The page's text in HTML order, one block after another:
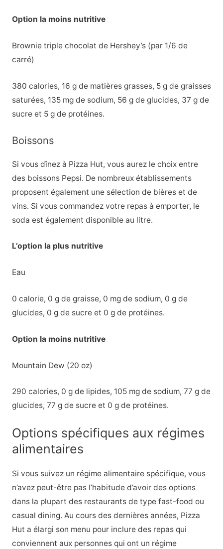
Option la moins nutritive
Brownie triple chocolat de Hershey’s (par 1/6 de
carré)
380 calories, 16 g de matières grasses, 5 g de graisses
saturées, 135 mg de sodium, 56 g de glucides, 37 g de
sucre et 5 g de protéines.
Boissons
Si vous dînez à Pizza Hut, vous aurez le choix entre
des boissons Pepsi. De nombreux établissements
proposent également une sélection de bières et de
vins. Si vous commandez votre repas à emporter, le
soda est également disponible au litre.
L’option la plus nutritive
Eau
0 calorie, 0 g de graisse, 0 mg de sodium, 0 g de
glucides, 0 g de sucre et 0 g de protéines.
Option la moins nutritive
Mountain Dew (20 oz)
290 calories, 0 g de lipides, 105 mg de sodium, 77 g de
glucides, 77 g de sucre et 0 g de protéines.
Options spécifiques aux régimes
alimentaires
Si vous suivez un régime alimentaire spécifique, vous
n’avez peut-être pas l’habitude d’avoir des options
dans la plupart des restaurants de type fast-food ou
casual dining. Au cours des dernières années, Pizza
Hut a élargi son menu pour inclure des repas qui
conviennent aux personnes qui ont un régime